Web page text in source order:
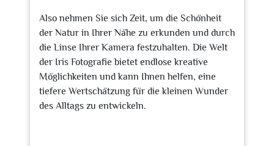
Also nehmen Sie sich Zeit, um die Schönheit
der Natur in Ihrer Nähe zu erkunden und durch
die Linse Ihrer Kamera festzuhalten. Die Welt
der Iris Fotografie bietet endlose kreative
Möglichkeiten und kann Ihnen helfen, eine
tiefere Wertschätzung für die kleinen Wunder
des Alltags zu entwickeln.